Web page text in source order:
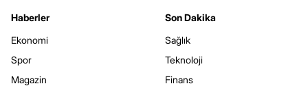
Haberler
Ekonomi
Spor
Magazin
Son Dakika
Sağlık
Teknoloji
Finans